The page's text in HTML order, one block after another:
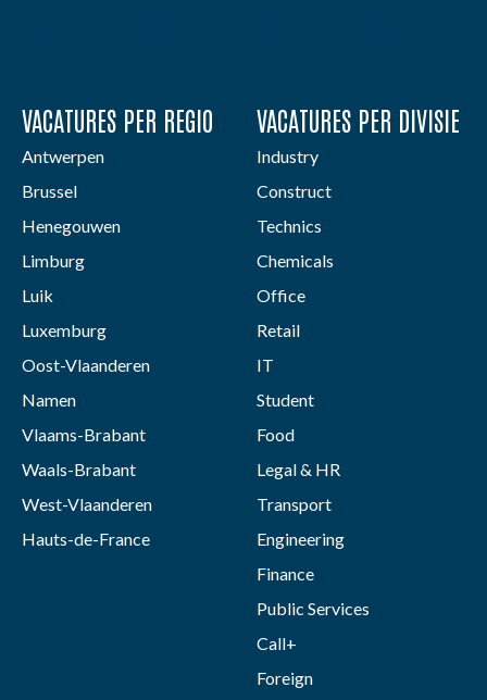
VACATURES PER REGIO
Antwerpen
Brussel
Henegouwen
Limburg
Luik
Luxemburg
Oost-Vlaanderen
Namen
Vlaams-Brabant
Waals-Brabant
West-Vlaanderen
Hauts-de-France
VACATURES PER DIVISIE
Industry
Construct
Technics
Chemicals
Office
Retail
IT
Student
Food
Legal & HR
Transport
Engineering
Finance
Public Services
Call+
Foreign